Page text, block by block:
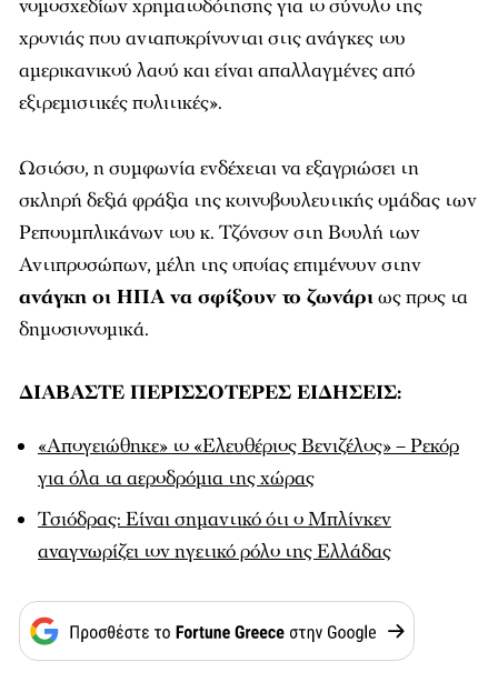
νομοσχεδίων χρηματοδότησης για το σύνολο της
χρονιάς που ανταποκρίνονται στις ανάγκες του
αμερικανικού λαού και είναι απαλλαγμένες από
εξτρεμιστικές πολιτικές».
Ωστόσο, η συμφωνία ενδέχεται να εξαγριώσει τη
σκληρή δεξιά φράξια της κοινοβουλευτικής ομάδας των
Ρεπουμπλικάνων του κ. Τζόνσον στη Βουλή των
Αντιπροσώπων, μέλη της οποίας επιμένουν στην
ανάγκη οι ΗΠΑ να σφίξουν το ζωνάριως προς τα
δημοσιονομικά.
ΔΙΑΒΑΣΤΕ ΠΕΡΙΣΣΟΤΕΡΕΣ ΕΙΔΗΣΕΙΣ:
«Απογειώθηκε» το «Ελευθέριος Βενιζέλος» – Ρεκόρ
για όλα τα αεροδρόμια της χώρας
Τσιόδρας: Είναι σημαντικό ότι ο Μπλίνκεν
αναγνωρίζει τον ηγετικό ρόλο της Ελλάδας